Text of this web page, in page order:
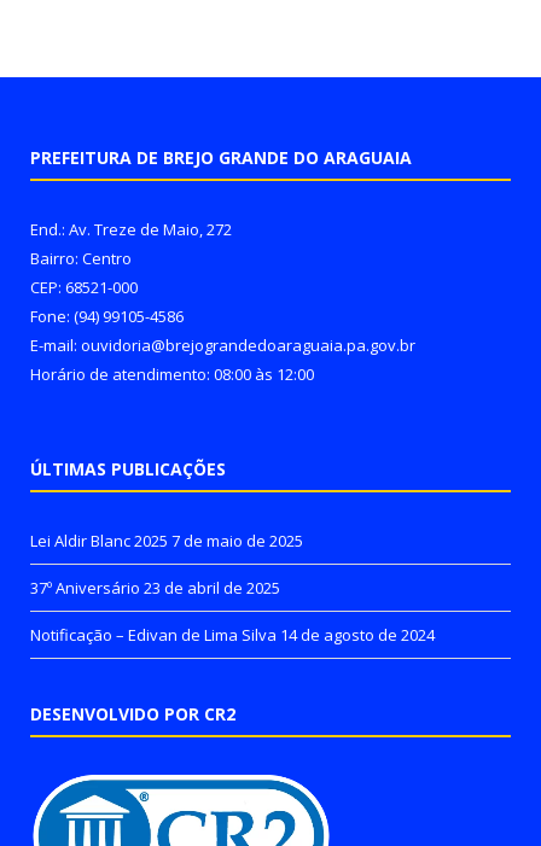
PREFEITURA DE BREJO GRANDE DO ARAGUAIA
End.: Av. Treze de Maio, 272
Bairro: Centro
CEP: 68521-000
Fone: (94) 99105-4586
E-mail: ouvidoria@brejograndedoaraguaia.pa.gov.br
Horário de atendimento: 08:00 às 12:00
ÚLTIMAS PUBLICAÇÕES
Lei Aldir Blanc 2025 7 de maio de 2025
37º Aniversário 23 de abril de 2025
Notificação – Edivan de Lima Silva 14 de agosto de 2024
DESENVOLVIDO POR CR2